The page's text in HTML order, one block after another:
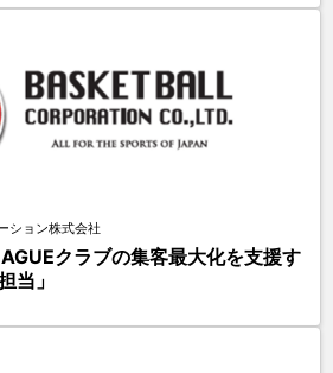
ション株式会社
クラブの集客最大化を支援す
当」